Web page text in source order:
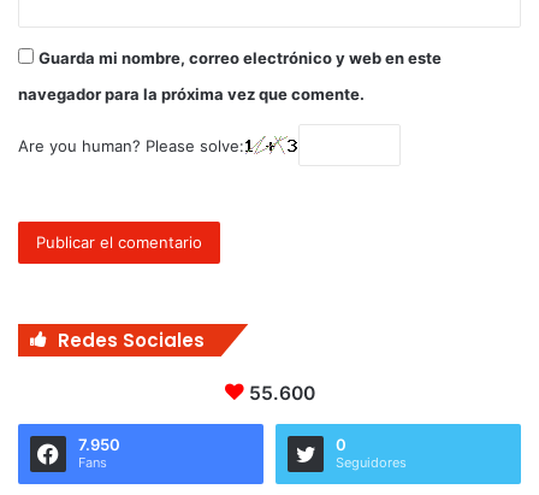
Guarda mi nombre, correo electrónico y web en este
navegador para la próxima vez que comente.
Are you human? Please solve:
Redes Sociales
55.600
7.950
Fans
0
Seguidores